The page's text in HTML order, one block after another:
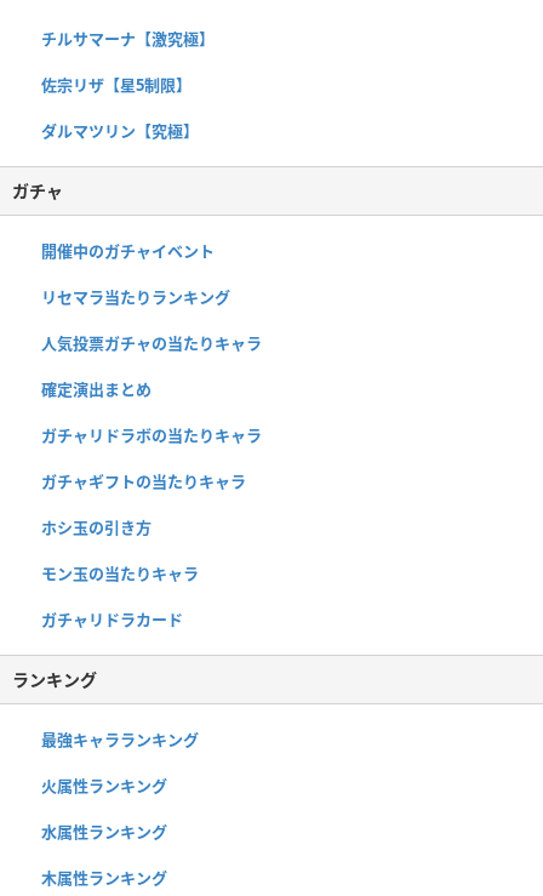
チルサマーナ【激究極】
佐宗リザ【星5制限】
ダルマツリン【究極】
ガチャ
開催中のガチャイベント
リセマラ当たりランキング
人気投票ガチャの当たりキャラ
確定演出まとめ
ガチャリドラボの当たりキャラ
ガチャギフトの当たりキャラ
ホシ玉の引き方
モン玉の当たりキャラ
ガチャリドラカード
ランキング
最強キャラランキング
火属性ランキング
水属性ランキング
木属性ランキング